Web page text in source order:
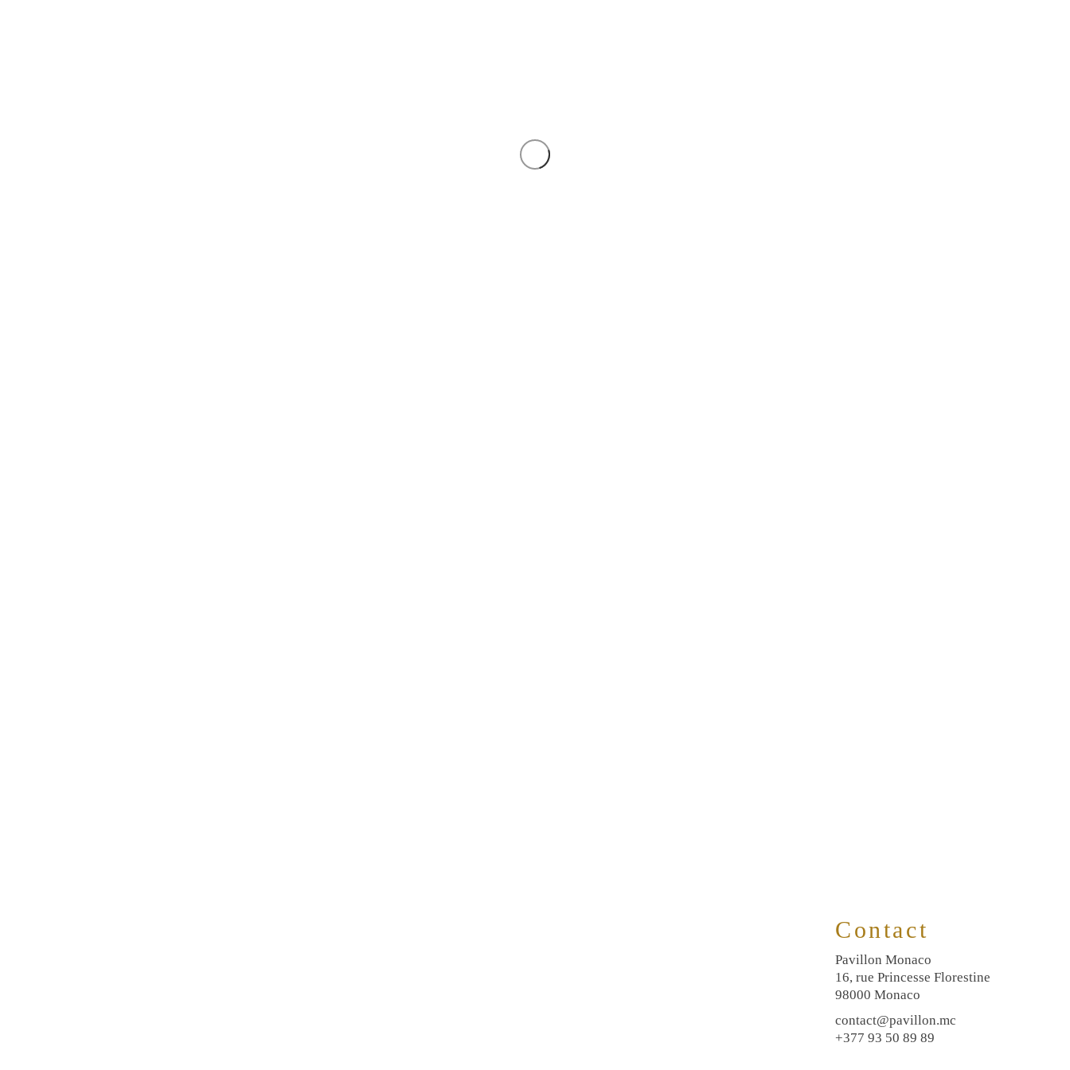
Contact
Pavillon Monaco
16, rue Princesse Florestine
98000 Monaco
contact@pavillon.mc
+377 93 50 89 89